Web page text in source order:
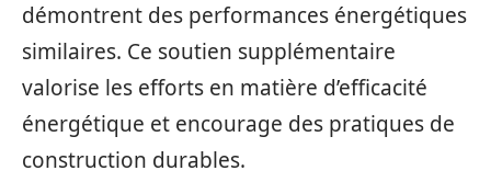
démontrent des performances énergétiques
similaires. Ce soutien supplémentaire
valorise les efforts en matière d’efficacité
énergétique et encourage des pratiques de
construction durables.